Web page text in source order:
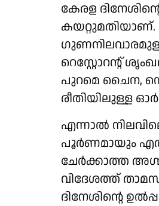
കേരള
കയറ്റുമതിയാണ്.
റെസ്റ്റോറന്റ്
പുറമെ ചൈന,
രീതിയിലുള്ള
എന്നാൽ
പൂർണമായും
ചേർക്കാത്ത
വിദേശത്ത്
ദിനേശിന്റെ